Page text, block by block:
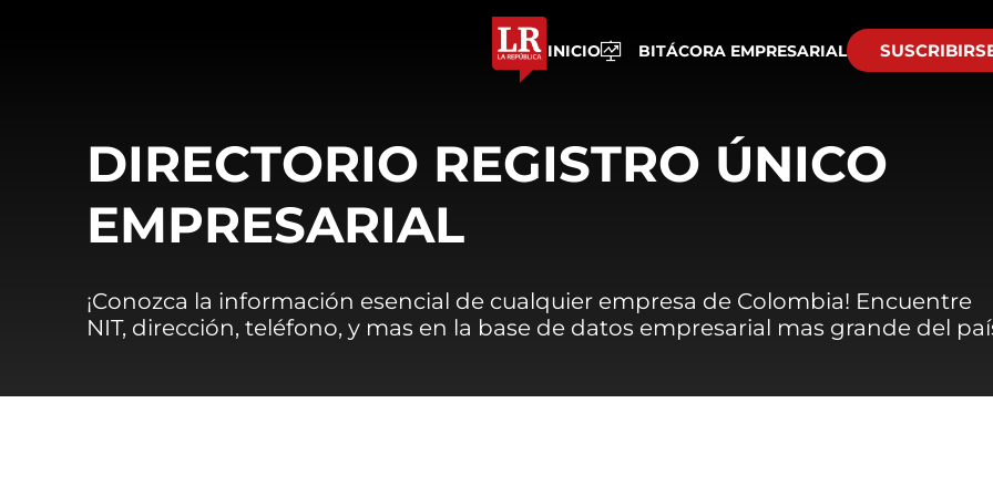
INICIO BITÁCORA EMPRESARIAL
DIRECTORIO REGISTRO ÚNICO
EMPRESARIAL
¡Conozca la información esencial de cualquier empresa de Colombia! Encuentre
NIT, dirección, teléfono, y mas en la base de datos empresarial mas grande del